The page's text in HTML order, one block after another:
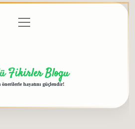
menüyü
aç
Fikirler Blogu
önerilerle hayatını güçlendir!